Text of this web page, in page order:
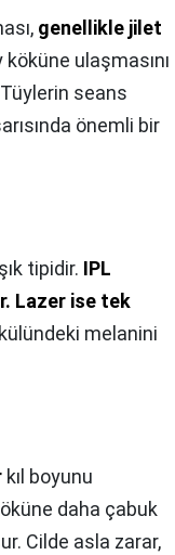
genellikle jilet
köküne ulaşmasını
seans
önemli bir
tipidir. IPL
Lazer ise tek
melanini
kıl boyunu
daha çabuk
Cilde asla zarar,